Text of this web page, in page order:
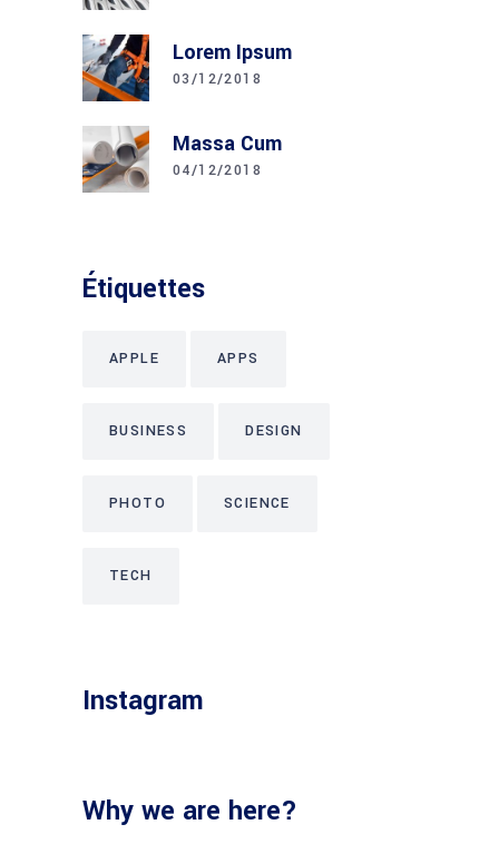
Lorem Ipsum
03/12/2018
Massa Cum
04/12/2018
Étiquettes
APPLE APPS
BUSINESS DESIGN
PHOTO SCIENCE
TECH
Instagram
Why we are here?